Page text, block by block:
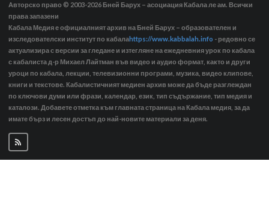
Авторско право © 2003-2026 Бней Барух – асоциация Кабала ле ам. Всички
права запазени
Кабала Медия е официалният архив на Бней Барух – образователен и
изследователски институт по кабалаhttps://www.kabbalah.info - редовно се
актуализира с версии за гледане и изтегляне на ежедневния урок по кабала
с кабалиста д-р Михаел Лайтман във видео и аудио формат, както и други
уроци по кабала, лекции, телевизионни програми, музика, видео клипове,
книги и текстове. Кабалистичният медиен архив може да бъде разглеждан
по ключови думи или фрази, календар, език, тип съдържание, тип медия и
каталози. Добавете отметка към главната страница на Кабала медия, за да
имате бърз и лесен достъп до най-новите материали за деня.